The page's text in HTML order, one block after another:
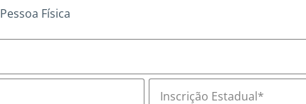
Pessoa Física
Inscrição Estadual*